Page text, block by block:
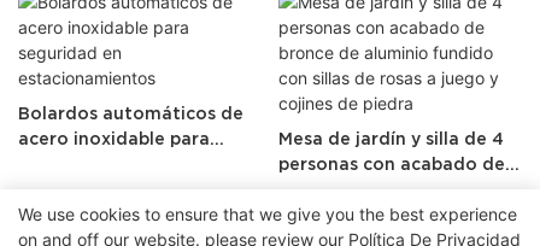
Bolardos automáticos de
acero inoxidable para
Mesa de jardín y silla de 4
personas con acabado de
fundido con sillas de rosas
a juego y cojines de piedra
We use cookies to ensure that we give you the best experience
on and off our website. please review our Política De Privacidad